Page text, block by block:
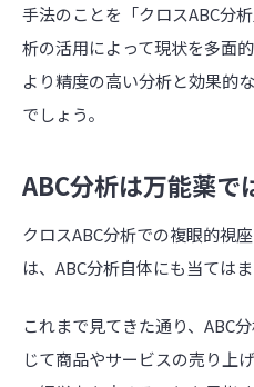
手法のことを「クロスABC分
析の活用によって現状を多面
より精度の高い分析と効果的
でしょう。
ABC分析は万能薬で
クロスABC分析での複眼的視
は、ABC分析自体にも当てはま
これまで見てきた通り、ABC
じて商品やサービスの売り上